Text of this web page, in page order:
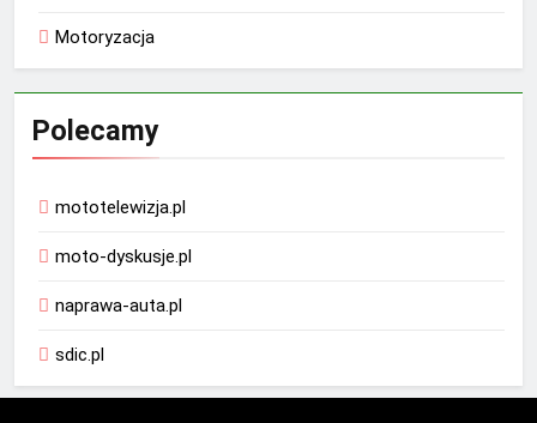
Motoryzacja
Polecamy
mototelewizja.pl
moto-dyskusje.pl
naprawa-auta.pl
sdic.pl